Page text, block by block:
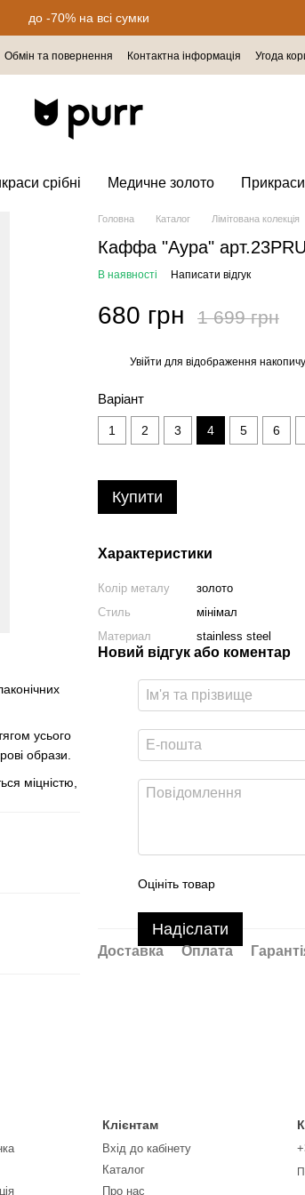
до -70% на всі сумки
Обмін та повернення Контактна інформація
Угода
срібні Медичне золото Прикраси
усього
образи.
міцністю,
Головна Каталог Лімітована колекція
Каффа "Аура"
В наявності Написати відгук
680 грн 1 699 грн
Увійти для відображення
Варіант
1 2 3 4 5 6
Купити
Характеристики
Колір металу
золото
Стиль
мінімал
Материал
stainless steel
Новий відгук або коментар
Оцініть товар
Надіслати
Доставка Оплата
Клієнтам
Вхід до кабінету
Каталог
Про нас